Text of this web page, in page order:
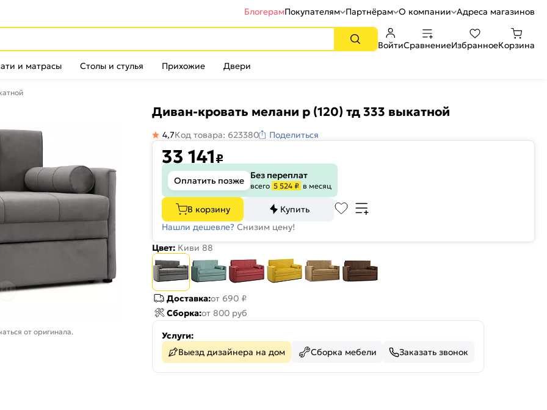
БлогерамПокупателям Партнёрам О компании Адреса магазинов
ВойтиСравнениеИзбранноеКорзина
и матрасы Столы и стулья Прихожие Двери
от оригинала.
Диван-кровать мелани р (120) тд 333 выкатной
4,7Код товара: 623380 Поделиться
33 141₽
Оплатить позже Без переплат
всего 5 524 ₽ в месяц
В корзину
Купить
Нашли дешевле? Снизим цену!
Цвет: Киви 88
Доставка:от 690 ₽
Сборка:от 800 руб
Услуги:
Выезд дизайнера на дом
Сборка мебели Заказать звонок